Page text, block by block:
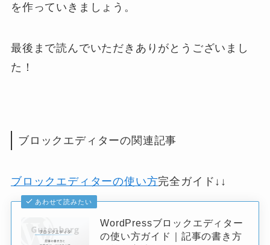
を作っていきましょう。
最後まで読んでいただきありがとうございまし
た！
ブロックエディターの関連記事
ブロックエディターの使い方完全ガイド↓↓
あわせて読みたい
WordPressブロックエディター
の使い方ガイド｜記事の書き方